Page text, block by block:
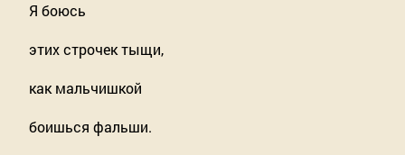
Я боюсь
этих строчек тыщи,
как мальчишкой
боишься фальши.